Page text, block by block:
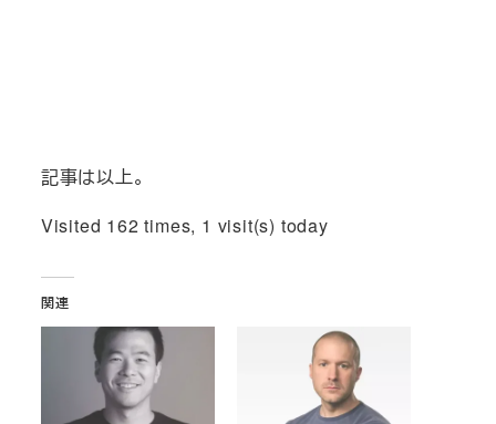
記事は以上。
Visited 162 times, 1 visit(s) today
関連